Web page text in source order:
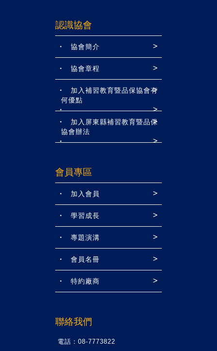
認識協會
協會簡介
協會章程
加入補習教育暨品保協會有
何優點
加入屏東縣補習教育暨品保
協會辦法
會員專區
加入會員
學習成長
專題演溝
會員名冊
特約廠商
聯絡我們
電話：08-7773822